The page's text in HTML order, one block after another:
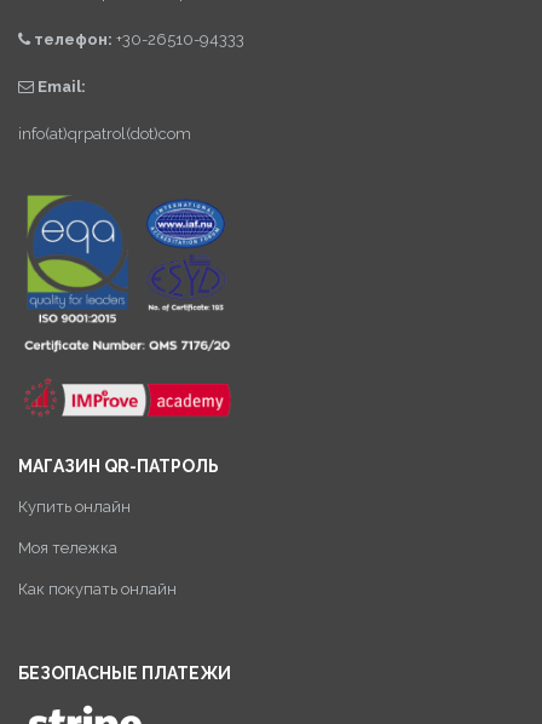
телефон: +30-26510-94333
Email:
info(at)qrpatrol(dot)com
МАГАЗИН QR-ПАТРОЛЬ
Купить онлайн
Моя тележка
Как покупать онлайн
БЕЗОПАСНЫЕ ПЛАТЕЖИ